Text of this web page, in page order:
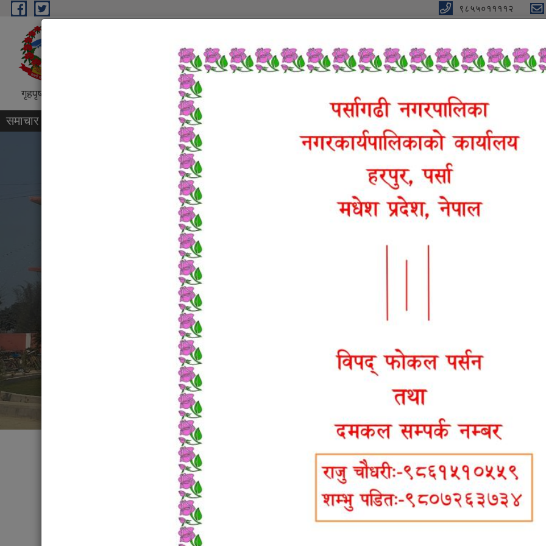
Skip to main content ९८५५०११११२
पर्सागढी नगरपालिका
पर्सागढीको समृद्धिको आधार, गुणस्तरीय शिक्षा तथा स्वास्थ्य, कृषि, पर्यटन र पूर्वाधार
गृहपृष्ठ कार्यक्रम तथा परियोजना विधुतीय शुसासन सेवा सूचना तथा जानकारी
समाचार
पर्सागढी नगरपालिका नगर कार्यपालिकाको
कार्यालय हरपुर,पर्सा
कोइलाभार मंदिर,पर्सागढी